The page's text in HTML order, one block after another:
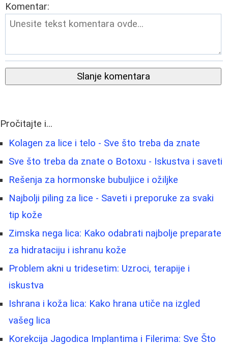
Komentar:
Slanje komentara
Pročitajte i...
Kolagen za lice i telo - Sve što treba da znate
Sve što treba da znate o Botoxu - Iskustva i saveti
Rešenja za hormonske bubuljice i ožiljke
Najbolji piling za lice - Saveti i preporuke za svaki
tip kože
Zimska nega lica: Kako odabrati najbolje preparate
za hidrataciju i ishranu kože
Problem akni u tridesetim: Uzroci, terapije i
iskustva
Ishrana i koža lica: Kako hrana utiče na izgled
vašeg lica
Korekcija Jagodica Implantima i Filerima: Sve Što